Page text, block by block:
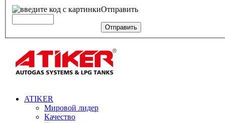
Отправить
Отправить
ATIKER
Мировой лидер
Качество